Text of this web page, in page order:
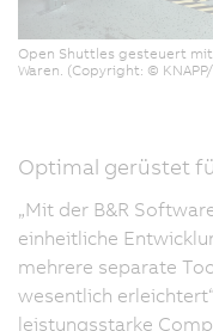
Open Shuttles gesteuert
Waren. (Copyright: ©
Optimal gerüstet
„Mit der B&R
einheitliche
mehrere separate
wesentlich
leistungsstarke